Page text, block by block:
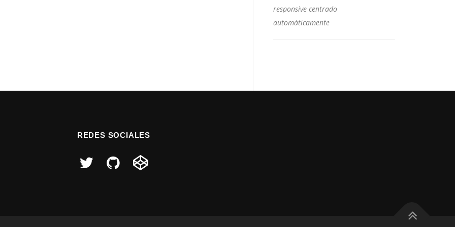
responsive centrado
automáticamente
REDES SOCIALES